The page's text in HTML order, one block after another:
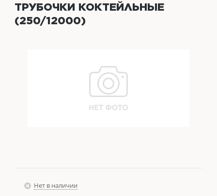
ТРУБОЧКИ КОКТЕЙЛЬНЫЕ
(250/12000)
Нет в наличии